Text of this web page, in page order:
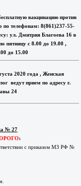
вакцинацию против
по телефонам: 8(861)237-55-
ул. Дмитрия Благоева 16 в
пятницу с 8.00 до 19.00 ,
до 15.00
2020 года , Женская
ведут прием по адресу г.
24
№ 27
:
с приказом МЗ РФ №